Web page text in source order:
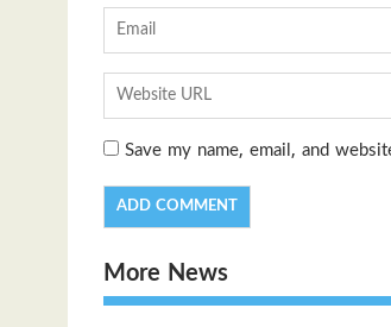
Save my name, email, and
More News